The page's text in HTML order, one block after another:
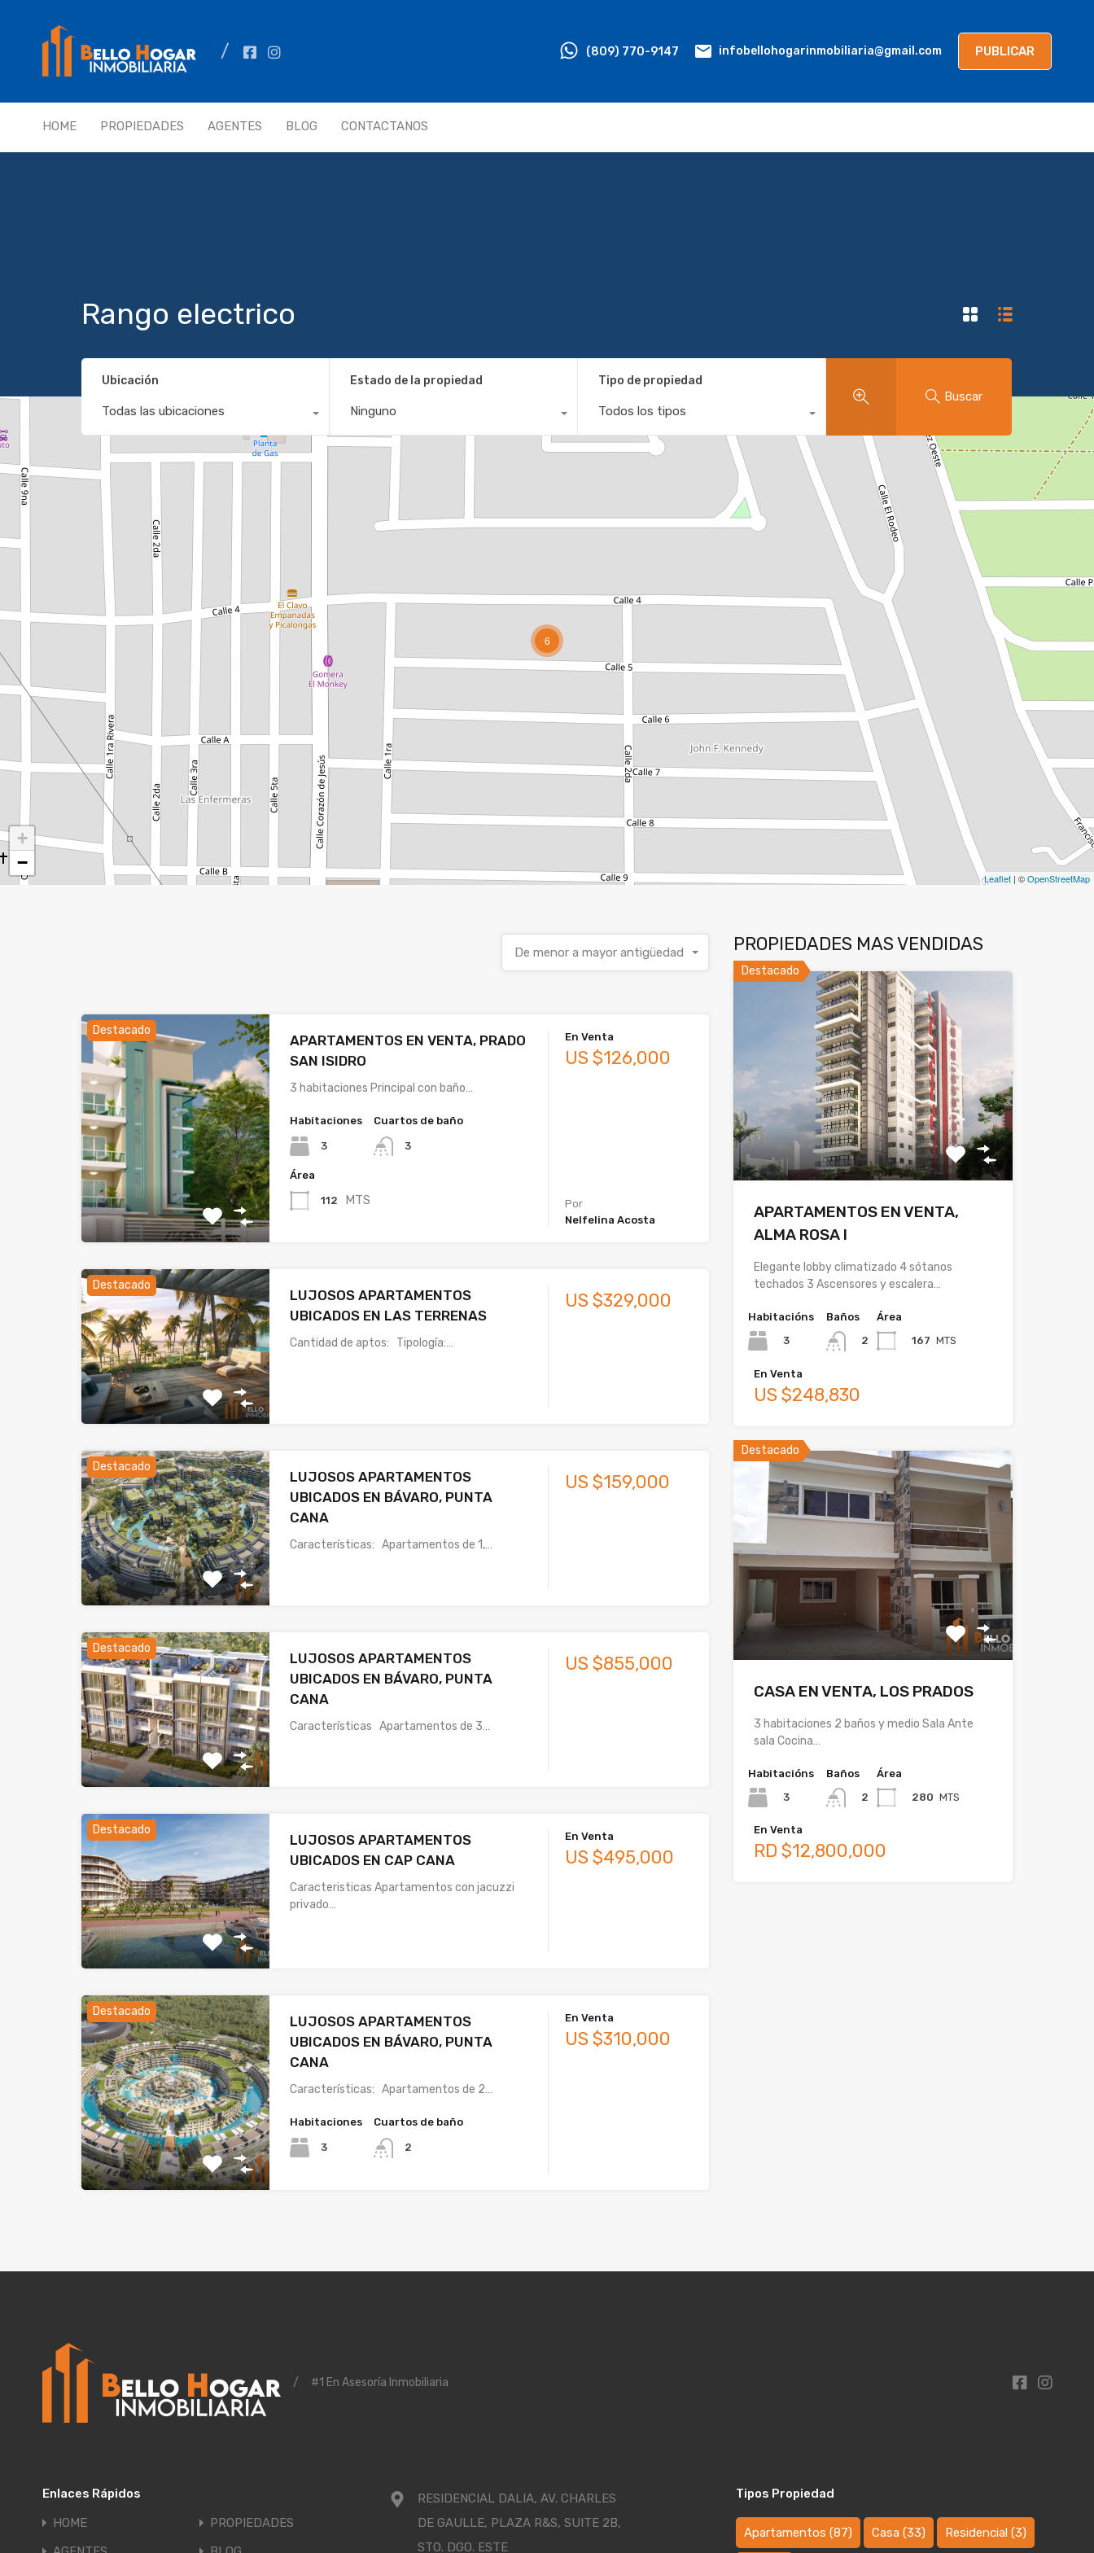
CONTACTANOS PUBLICAR
(809) 770-9147 infobellohogarinmobiliaria@gmail.com PUBLICAR
HOME PROPIEDADES AGENTES BLOG CONTACTANOS
Rango electrico
Ubicación
Todas las ubicaciones
Estado de la propiedad
Ninguno
Tipo de propiedad
Todos los tipos
Buscar
6
+
−
Leaflet | ©OpenStreetMap
De menor a mayor antigüedad
Destacado
APARTAMENTOS EN VENTA, PRADO
SAN ISIDRO
3 habitaciones Principal con baño…
Habitaciones
3
Cuartos de baño
3
Área
112 MTS
En Venta
US $126,000
Por
Nelfelina Acosta
Destacado
LUJOSOS APARTAMENTOS
UBICADOS EN LAS TERRENAS
Cantidad de aptos: Tipología:…
US $329,000
Destacado
LUJOSOS APARTAMENTOS
UBICADOS EN BÁVARO, PUNTA
CANA
Características: Apartamentos de 1,…
US $159,000
Destacado
LUJOSOS APARTAMENTOS
UBICADOS EN BÁVARO, PUNTA
CANA
Características Apartamentos de 3…
US $855,000
Destacado
LUJOSOS APARTAMENTOS
UBICADOS EN CAP CANA
Caracteristicas Apartamentos con jacuzzi
privado…
En Venta
US $495,000
Destacado
LUJOSOS APARTAMENTOS
UBICADOS EN BÁVARO, PUNTA
CANA
Características: Apartamentos de 2…
Habitaciones
3
Cuartos de baño
2
En Venta
US $310,000
PROPIEDADES MAS VENDIDAS
Destacado
APARTAMENTOS EN VENTA,
ALMA ROSA I
Elegante lobby climatizado 4 sótanos
techados 3 Ascensores y escalera…
Habitacións
3
Baños
2
Área
167 MTS
En Venta
US $248,830
Destacado
CASA EN VENTA, LOS PRADOS
3 habitaciones 2 baños y medio Sala Ante
sala Cocina…
Habitacións
3
Baños
2
Área
280 MTS
En Venta
RD $12,800,000
/ #1 En Asesoría Inmobiliaria
Enlaces Rápidos
HOME
PROPIEDADES
RESIDENCIAL DALIA, AV. CHARLES
DE GAULLE, PLAZA R&S, SUITE 2B,
STO. DGO. ESTE
Tipos Propiedad
Apartamentos (87) Casa (33) Residencial (3)